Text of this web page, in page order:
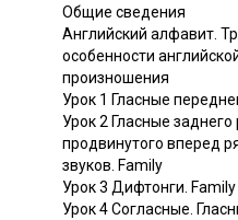
Общие сведения
Английский алфавит.
особенности
произношения
Урок 1 Гласные
Урок 2 Гласные
продвинутого вперед
звуков. Family
Урок 3 Дифтонги.
Урок 4 Согласные.